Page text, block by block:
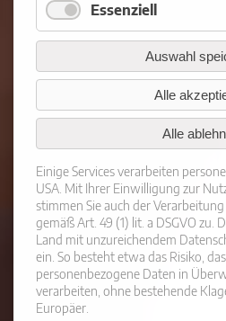
Essenziell
Auswahl
Alle
Alle
Einige Services verarbeiten
USA. Mit Ihrer Einwilligung zur
stimmen Sie auch der
gemäß Art. 49 (1) lit. a DSGVO zu.
Land mit unzureichendem
ein. So besteht etwa das Risiko,
personenbezogene Daten in
verarbeiten, ohne bestehende
Europäer.